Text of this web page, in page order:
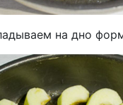
на дно